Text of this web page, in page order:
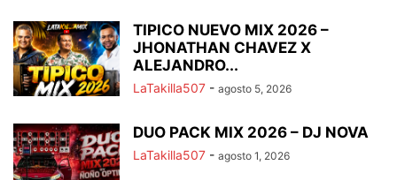
TIPICO NUEVO MIX 2026 –
JHONATHAN CHAVEZ X
ALEJANDRO...
LaTakilla507 - agosto 5, 2026
DUO PACK MIX 2026 – DJ NOVA
LaTakilla507 - agosto 1, 2026